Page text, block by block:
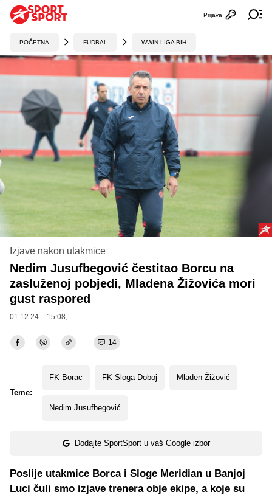
Otvori
Prijava
POČETNA FUDBAL WWIN LIGA BIH
Izjave nakon utakmice
Nedim Jusufbegović čestitao Borcu na
zasluženoj pobjedi, Mladena Žižovića mori
gust raspored
01.12.24. - 15:08,
14
Teme:
FK Borac FK Sloga Doboj Mladen Žižović
Nedim Jusufbegović
Dodajte SportSport u vaš Google izbor
Poslije utakmice Borca i Sloge Meridian u Banjoj
Luci čuli smo izjave trenera obje ekipe, a koje su